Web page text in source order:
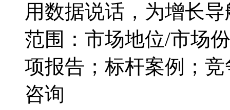
用数据说话，为增长导
范围：市场地位/市场
项报告；标杆案例；
咨询